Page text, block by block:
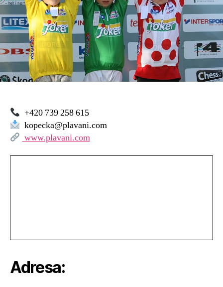
Kopecké
–
malý
bazén
+420 739 258 615
kopecka@plavani.com
www.plavani.com
Adresa: